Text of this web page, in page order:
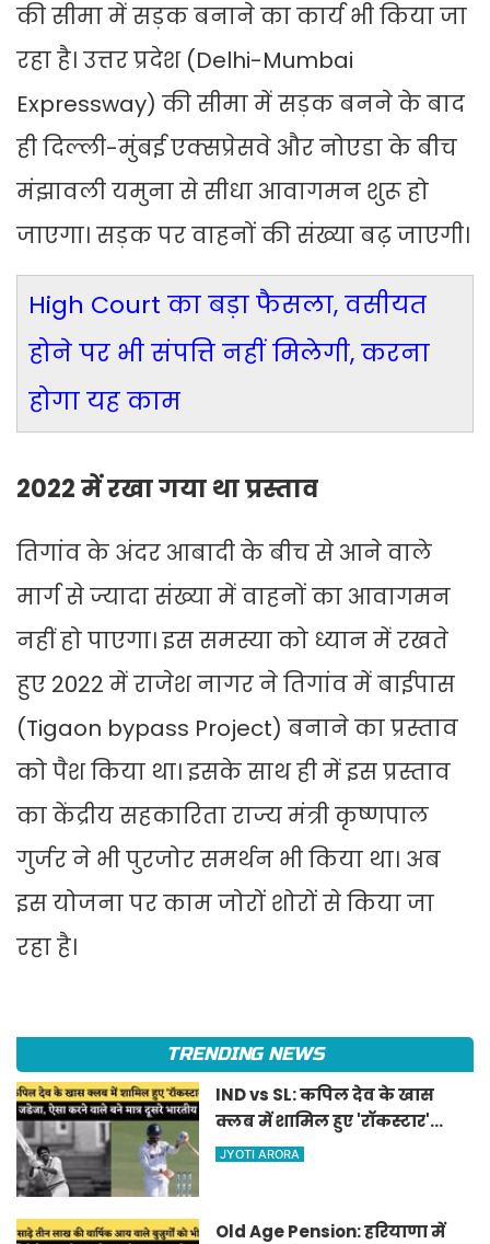
की सीमा में सड़क बनाने का कार्य भी किया जा
रहा है। उत्तर प्रदेश (Delhi-Mumbai
Expressway) की सीमा में सड़क बनने के बाद
ही दिल्ली-मुंबई एक्सप्रेसवे और नोएडा के बीच
मंझावली यमुना से सीधा आवागमन शुरू हो
जाएगा। सड़क पर वाहनों की संख्या बढ़ जाएगी।
High Court का बड़ा फैसला, वसीयत
होने पर भी संपत्ति नहीं मिलेगी, करना
होगा यह काम
2022 में रखा गया था प्रस्ताव
तिगांव के अंदर आबादी के बीच से आने वाले
मार्ग से ज्यादा संख्या में वाहनों का आवागमन
नहीं हो पाएगा। इस समस्या को ध्यान में रखते
हुए 2022 में राजेश नागर ने तिगांव में बाईपास
(Tigaon bypass Project) बनाने का प्रस्ताव
को पैश किया था। इसके साथ ही में इस प्रस्ताव
का केंद्रीय सहकारिता राज्य मंत्री कृष्णपाल
गुर्जर ने भी पुरजोर समर्थन भी किया था। अब
इस योजना पर काम जोरों शोरों से किया जा
रहा है।
TRENDING NEWS
IND vs SL: कपिल देव के खास
क्लब में शामिल हुए 'रॉकस्टार'
जडेजा, ऐसा करने वाले बने मात्र
JYOTI ARORA
Old Age Pension: हरियाणा में